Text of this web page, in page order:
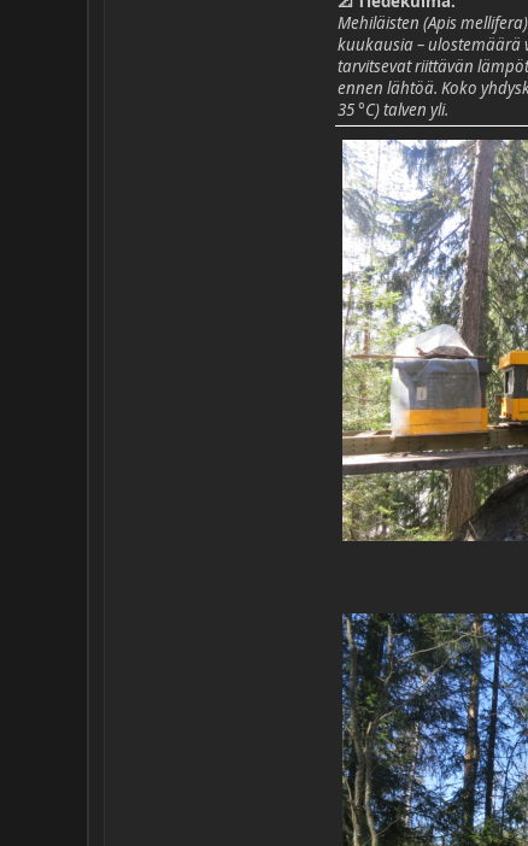
Mehiläisten (Apis
kuukausia – ulostemäärä
tarvitsevat riittävän
ennen lähtöä. Koko
35 °C) talven yli.